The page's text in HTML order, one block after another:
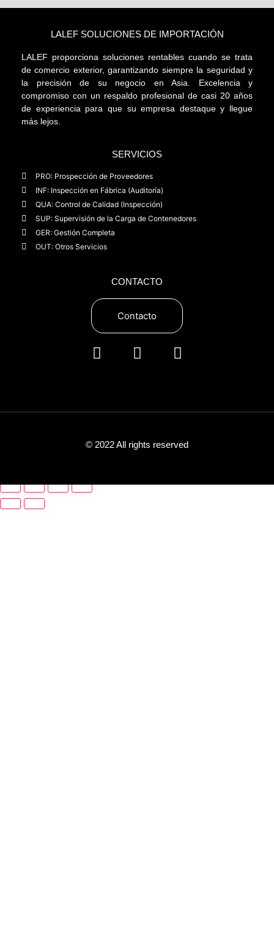
LALEF SOLUCIONES DE IMPORTACIÓN
LALEF proporciona soluciones rentables cuando se trata
de comercio exterior, garantizando siempre la seguridad y
la precisión de su negocio en Asia. Excelencia y
compromiso con un respaldo profesional de casi 20 años
de experiencia para que su empresa destaque y llegue
más lejos.
SERVICIOS
PRO: Prospección de Proveedores
INF: Inspección en Fábrica (Auditoría)
QUA: Control de Calidad (Inspección)
SUP: Supervisión de la Carga de Contenedores
GER: Gestión Completa
OUT: Otros Servicios
CONTACTO
Contacto
© 2022 All rights reserved